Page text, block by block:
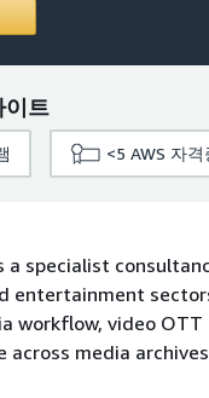
이트
<5 AWS 자격
a specialist
entertainment
workflow, video
across media